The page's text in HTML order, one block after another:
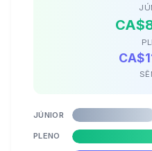
JÚNIOR
PLENO